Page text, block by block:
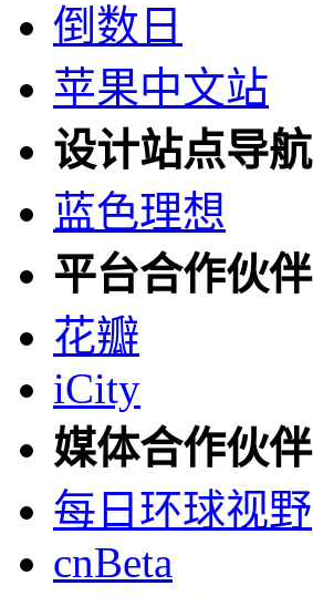
倒数日
苹果中文站
设计站点导航
蓝色理想
平台合作伙伴
花瓣
iCity
媒体合作伙伴
每日环球视野
cnBeta